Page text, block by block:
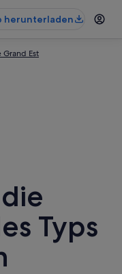
herunterladen
Est
Typs